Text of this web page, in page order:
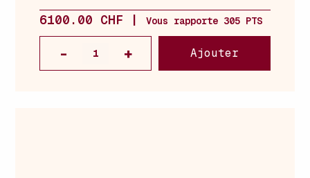
6100.00 CHF | Vous rapporte 305 PTS
Ajouter